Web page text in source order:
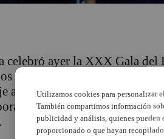
ayer la XXX Gala del
eventos más destacados del
a los y las deportistas, clubes
por sus resultados,
Utilizamos cookies para personalizar
También compartimos información
publicidad y análisis, quienes
proporcionado o que hayan